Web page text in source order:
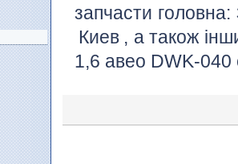
запчасти головна:
Киев , а також
1,6 авео DWK-040